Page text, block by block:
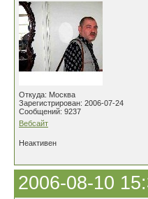
Откуда: Москва
Зарегистрирован: 2006-07-24
Сообщений: 9237
Вебсайт
Неактивен
2006-08-10